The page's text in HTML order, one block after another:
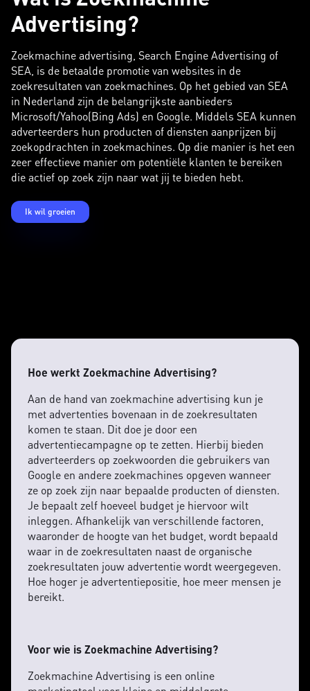
Advertising?
Zoekmachine advertising, Search Engine Advertising of
SEA, is de betaalde promotie van websites in de
zoekresultaten van zoekmachines. Op het gebied van SEA
in Nederland zijn de belangrijkste aanbieders
Microsoft/Yahoo(Bing Ads) en Google. Middels SEA kunnen
adverteerders hun producten of diensten aanprijzen bij
zoekopdrachten in zoekmachines. Op die manier is het een
zeer effectieve manier om potentiële klanten te bereiken
die actief op zoek zijn naar wat jij te bieden hebt.
Ik wil groeien
Hoe werkt Zoekmachine Advertising?
Aan de hand van zoekmachine advertising kun je
met advertenties bovenaan in de zoekresultaten
komen te staan. Dit doe je door een
advertentiecampagne op te zetten. Hierbij bieden
adverteerders op zoekwoorden die gebruikers van
Google en andere zoekmachines opgeven wanneer
ze op zoek zijn naar bepaalde producten of diensten.
Je bepaalt zelf hoeveel budget je hiervoor wilt
inleggen. Afhankelijk van verschillende factoren,
waaronder de hoogte van het budget, wordt bepaald
waar in de zoekresultaten naast de organische
zoekresultaten jouw advertentie wordt weergegeven.
Hoe hoger je advertentiepositie, hoe meer mensen je
bereikt.
Voor wie is Zoekmachine Advertising?
Zoekmachine Advertising is een online